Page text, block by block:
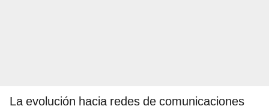
La evolución hacia redes de comunicaciones